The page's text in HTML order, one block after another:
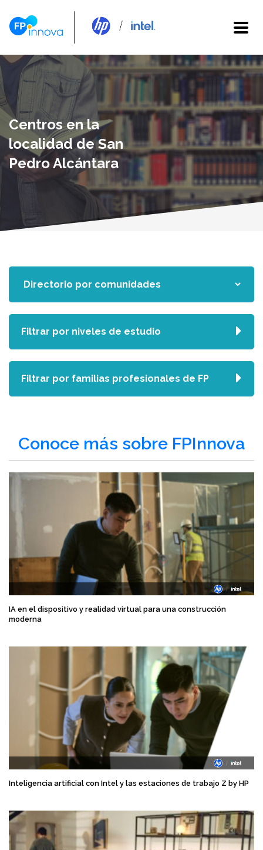
Centros en la
localidad de San
Pedro Alcántara
Conoce más sobre FPInnova
IA en el dispositivo y realidad virtual para una construcción
moderna
Inteligencia artificial con Intel y las estaciones de trabajo Z by HP
Filtrar por niveles de estudio
Filtrar por familias profesionales de FP